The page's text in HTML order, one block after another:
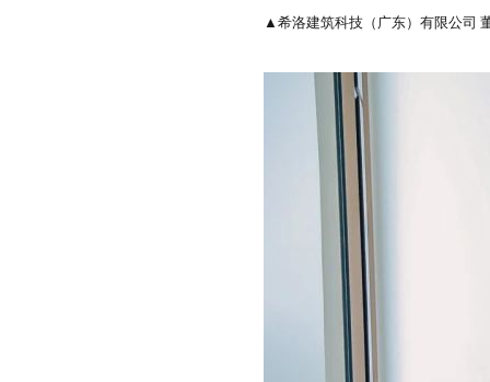
▲希洛建筑科技（广东）有限公司